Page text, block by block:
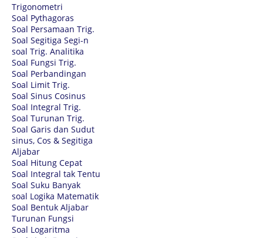
Trigonometri
Soal Pythagoras
Soal Persamaan Trig.
Soal Segitiga Segi-n
soal Trig. Analitika
Soal Fungsi Trig.
Soal Perbandingan
Soal Limit Trig.
Soal Sinus Cosinus
Soal Integral Trig.
Soal Turunan Trig.
Soal Garis dan Sudut
sinus, Cos & Segitiga
Aljabar
Soal Hitung Cepat
Soal Integral tak Tentu
Soal Suku Banyak
soal Logika Matematik
Soal Bentuk Aljabar
Turunan Fungsi
Soal Logaritma